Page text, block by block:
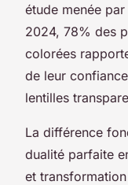
étude menée
2024, 78% des
colorées
de leur
lentilles
La différence
dualité parfaite
et